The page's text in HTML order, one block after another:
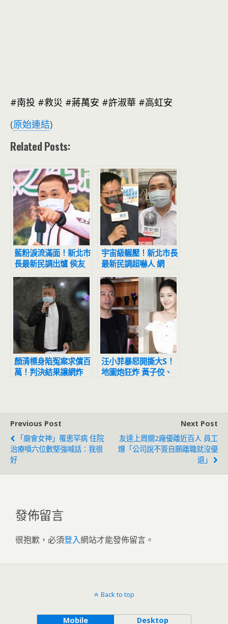
#南投 #救災 #蔣萬安 #許淑華 #高虹安
(原始連結)
Related Posts:
藍粉淚流滿面！新北市
長最新民調出爐 侯友
宜超震撼
宇宙級輾壓！新北市長
最新民調超嚇人 網
驚：滅亡計畫開始
顏清標身陷冤案求償百
萬！判決結果讓網炸
汪小菲暴怒開撕大S！
地圖炮狂炸 黃子佼、
Previous Post
「廟會女神」罹患罕病 住院
治療噴六位數堅強喊話：我很
好
Next Post
友達上周關2廠優離近百人 員工
爆「公司說不簽自願離職就沒優
退」
發佈留言
很抱歉，必須登入網站才能發佈留言。
Back to top
Mobile Desktop